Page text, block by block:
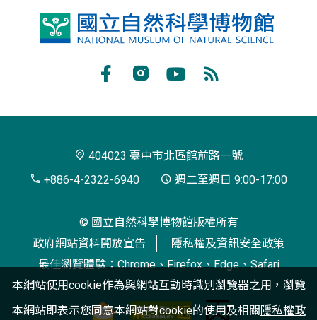
國
博
閱
404023 臺中市北區館前路一號
+886-4-2322-6940
週二至週日 9:00-17:00
© 國立自然科學博物館版權所有
政府網站資料開放宣告
隱私權及資訊安全政策
最佳瀏覽體驗：Chrome、Firefox、Edge、Safari
本網站使用cookie作為與網站互動時識別瀏覽器之用，瀏覽
本網站即表示您同意本網站對cookie的使用及相關隱私權政